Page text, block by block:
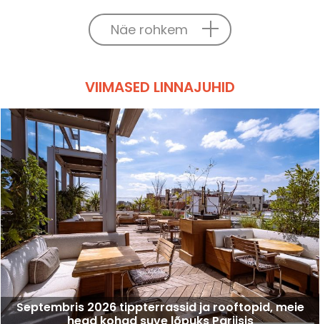
Näe rohkem
VIIMASED LINNAJUHID
Septembris 2026 tippterrassid ja rooftopid, meie